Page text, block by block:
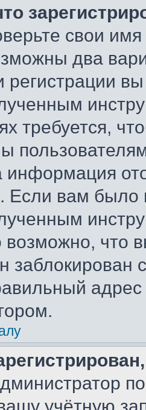
свои
два
регистрации
требуется,
информация
Если вам
возможно, что
адрес